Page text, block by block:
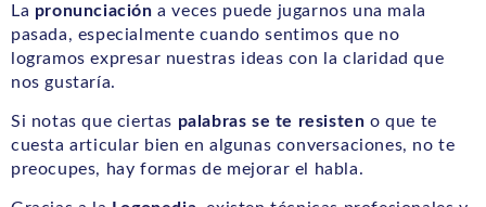
La pronunciación a veces puede jugarnos una mala
pasada, especialmente cuando sentimos que no
logramos expresar nuestras ideas con la claridad que
nos gustaría.
Si notas que ciertas palabras se te resisten o que te
cuesta articular bien en algunas conversaciones, no te
preocupes, hay formas de mejorar el habla.